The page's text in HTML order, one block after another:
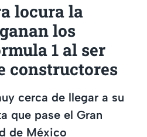
locura la
los
1 al ser
constructores
cerca de llegar a su
que pase el Gran
de México